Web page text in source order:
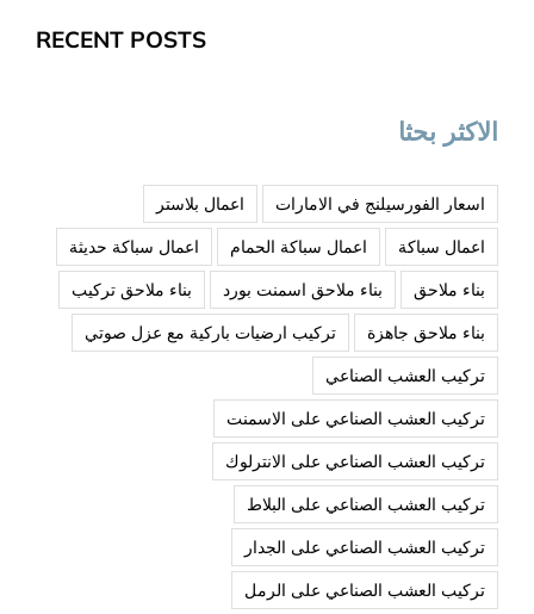
RECENT POSTS
الاكثر بحثا
اسعار الفورسيلنج في الامارات
اعمال بلاستر
اعمال سباكة
اعمال سباكة الحمام
اعمال سباكة حديثة
بناء ملاحق
بناء ملاحق اسمنت بورد
بناء ملاحق تركيب
بناء ملاحق جاهزة
تركيب ارضيات باركية مع عزل صوتي
تركيب العشب الصناعي
تركيب العشب الصناعي على الاسمنت
تركيب العشب الصناعي على الانترلوك
تركيب العشب الصناعي على البلاط
تركيب العشب الصناعي على الجدار
تركيب العشب الصناعي على الرمل